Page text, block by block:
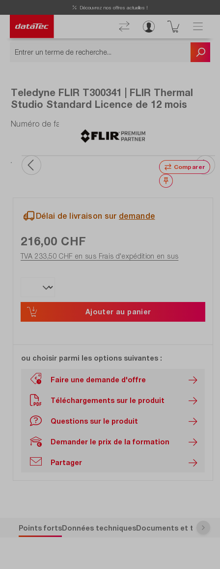
Découvrez nos offres actuelles !
Teledyne FLIR T300341 | FLIR Thermal
Studio Standard Licence de 12 mois
Numéro de fabrication : T300341
Comparer
Noter
Délai de livraison sur demande
216,00 CHF
TVA 233,50 CHF en sus Frais d'expédition en sus
Ajouter au panier
ou choisir parmi les options suivantes :
Faire une demande d'offre
Téléchargements sur le produit
Questions sur le produit
Demander le prix de la formation
Partager
Points fortsDonnées techniquesDocuments et
Now viewing Points forts section